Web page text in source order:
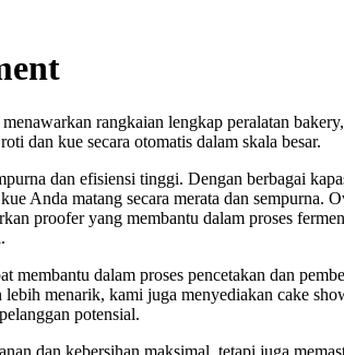
rangkaian lengkap peralatan
dan kue secara otomatis dalam skala besar.
dan efisiensi tinggi. Dengan berbagai
Anda matang secara merata dan sempurna.
proofer yang membantu dalam proses
dalam proses pencetakan dan
menarik, kami juga menyediakan cake
potensial.
dan kebersihan maksimal, tetapi juga